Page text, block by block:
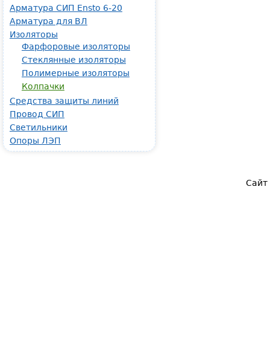
Арматура СИП Ensto 6-20
Арматура для ВЛ
Изоляторы
Фарфоровые изоляторы
Стеклянные изоляторы
Полимерные изоляторы
Колпачки
Средства защиты линий
Провод СИП
Светильники
Опоры ЛЭП
Сайт